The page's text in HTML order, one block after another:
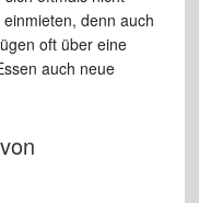
denn auch
oft über eine
auch neue